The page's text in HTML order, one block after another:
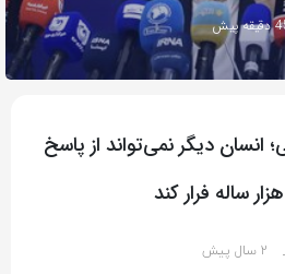
پیش
دیگر نمی‌تواند از پاسخ
ساله فرار کند
2 سال پیش